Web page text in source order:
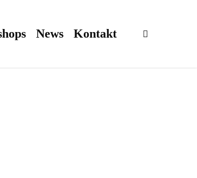
News Kontakt